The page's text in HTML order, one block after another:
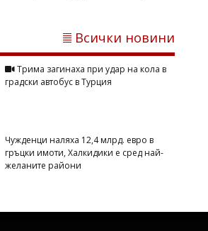
Всички новини
Трима загинаха при удар на кола в
градски автобус в Турция
Чужденци наляха 12,4 млрд. евро в
гръцки имоти, Халкидики е сред най-
желаните райони